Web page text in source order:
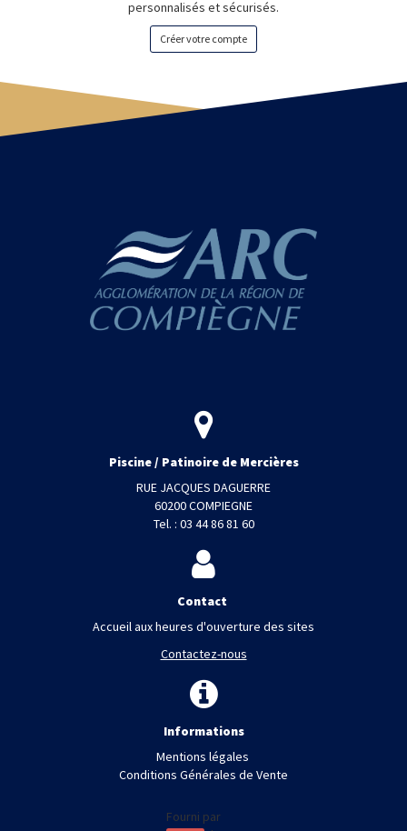
personnalisés et sécurisés.
Créer votre compte
Piscine / Patinoire de Mercières
RUE JACQUES DAGUERRE
60200 COMPIEGNE
Tel. : 03 44 86 81 60
Contact
Accueil aux heures d'ouverture des sites
Contactez-nous
Informations
Mentions légales
Conditions Générales de Vente
Fourni par